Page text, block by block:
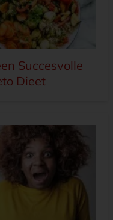
Succesvolle
Dieet